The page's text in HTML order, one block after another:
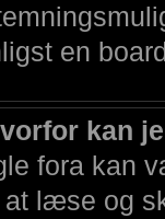
en
kan
fora kan
at læse og